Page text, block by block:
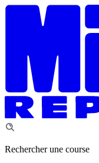
Rechercher une course